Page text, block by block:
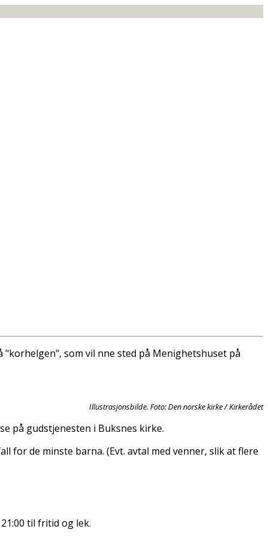
som vil finne sted på Menighetshuset på
Illustrasjonsbilde. Foto: Den norske kirke / Kirkerådet
på gudstjenesten i Buksnes kirke.
for de minste barna. (Evt. avtal med venner, slik at flere
til fritid og lek.